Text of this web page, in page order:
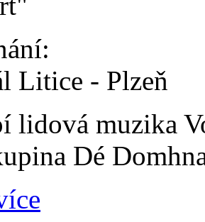
Litice - Plzeň
lidová muzika
Dé